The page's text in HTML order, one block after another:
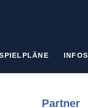
INFOS
Partner